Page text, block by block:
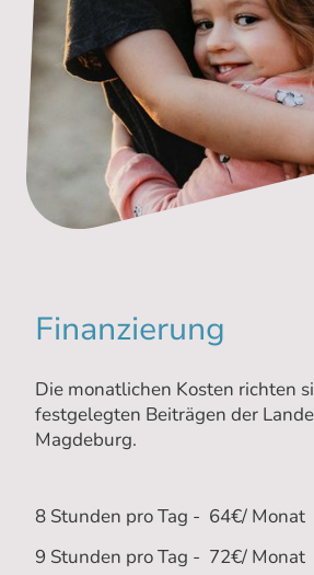
Finanzierung
Die monatlichen Kosten richten
festgelegten Beiträgen der
Magdeburg.
8 Stunden pro Tag - 64€/ Monat
9 Stunden pro Tag - 72€/ Monat